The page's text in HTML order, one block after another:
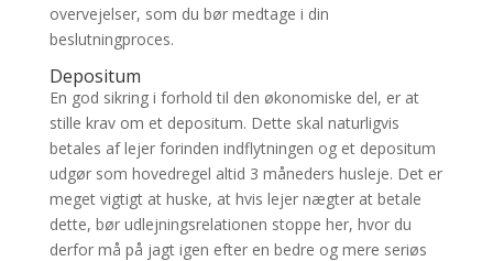
overvejelser, som du bør medtage i din
beslutningproces.
Depositum
En god sikring i forhold til den økonomiske del, er at
stille krav om et depositum. Dette skal naturligvis
betales af lejer forinden indflytningen og et depositum
udgør som hovedregel altid 3 måneders husleje. Det er
meget vigtigt at huske, at hvis lejer nægter at betale
dette, bør udlejningsrelationen stoppe her, hvor du
derfor må på jagt igen efter en bedre og mere seriøs